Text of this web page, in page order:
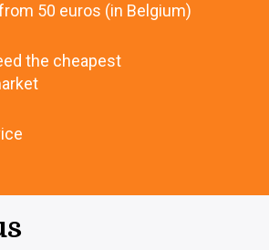
50 euros (in Belgium)
the cheapest